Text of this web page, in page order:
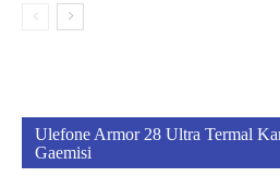
Ulefone Armor 28 Ultra Termal
Gaemisi